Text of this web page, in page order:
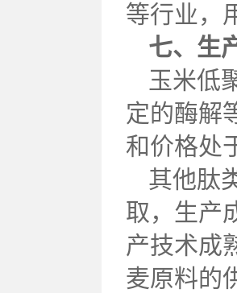
等行业，
七、生
玉米低
定的酶解
和价格处
其他肽
取，生产
产技术成
麦原料的